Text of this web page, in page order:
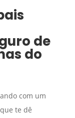
de
do
com um
te dê